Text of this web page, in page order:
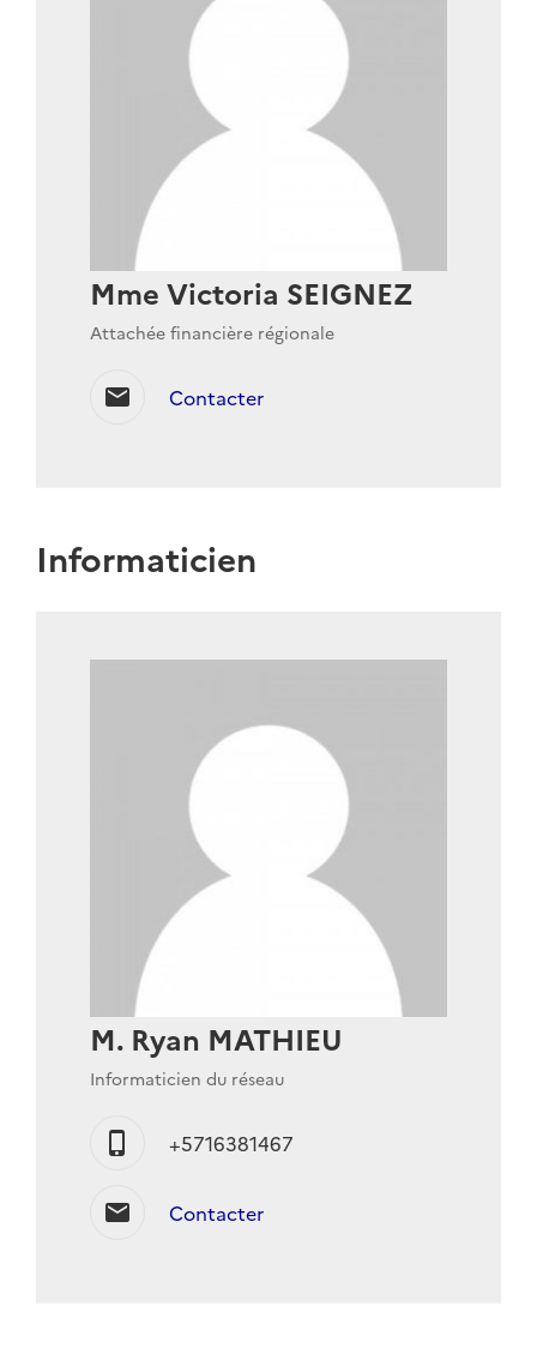
Mme Victoria SEIGNEZ
Attachée financière régionale
mail Contacter
Informaticien
M. Ryan MATHIEU
Informaticien du réseau
phone_iphone +5716381467
mail Contacter